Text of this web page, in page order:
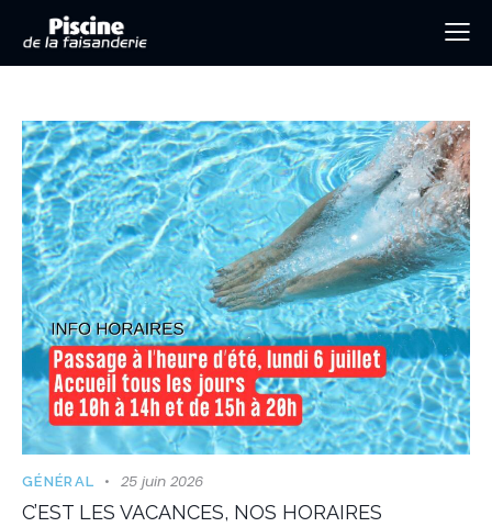
GÉNÉRAL 25 juin 2026
C’EST LES VACANCES, NOS HORAIRES